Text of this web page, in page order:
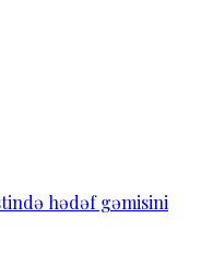
hədəf gəmisini